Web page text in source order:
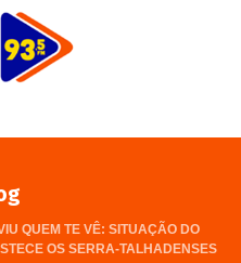
QUEM TE VÊ: SITUAÇÃO DO
OS SERRA-TALHADENSES